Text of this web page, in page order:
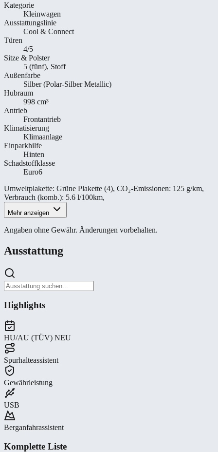
Kategorie
Kleinwagen
Ausstattungslinie
Cool & Connect
Türen
4/5
Sitze & Polster
5 (fünf), Stoff
Außenfarbe
Silber (Polar-Silber Metallic)
Hubraum
998 cm³
Antrieb
Frontantrieb
Klimatisierung
Klimaanlage
Einparkhilfe
Hinten
Schadstoffklasse
Euro6
Umweltplakette: Grüne Plakette (4), CO₂-Emissionen: 125 g/km,
Verbrauch (komb.): 5.6 l/100km,
Mehr anzeigen
Angaben ohne Gewähr. Änderungen vorbehalten.
Ausstattung
Highlights
HU/AU (TÜV) NEU
Spurhalteassistent
Gewährleistung
USB
Berganfahrassistent
Komplette Liste